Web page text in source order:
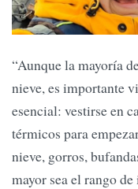
“Aunque la mayoría
nieve, es importante
esencial: vestirse en
térmicos para
nieve, gorros,
mayor sea el rango